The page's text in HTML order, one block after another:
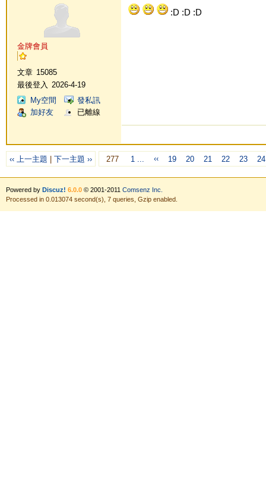
金牌會員
文章 15085
最後登入
2026-4-19
My空間
發私訊
加好友
已離線
:D :D :D
‹‹ 上一主題 下一主題 ›› 277 1 ... ‹‹ 19 20 21 22 23 24
Powered by Discuz! 6.0.0© 2001-2011 Comsenz Inc.
Processed in 0.013074 second(s), 7 queries, Gzip enabled.